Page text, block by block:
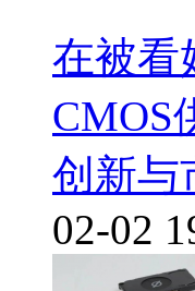
在被看
CMOS
创新与
02-02